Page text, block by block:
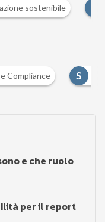
sostenibile
Compliance S
e che ruolo
per il report